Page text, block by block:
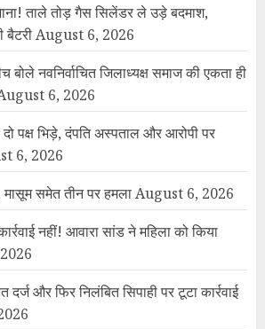
ताले तोड़ गैस सिलेंडर ले उड़े बदमाश,
बैटरीAugust 6, 2026
बोले नवनिर्वाचित जिलाध्यक्ष समाज की एकता ही
6, 2026
पक्ष भिड़े, दंपति अस्पताल और आरोपी पर
6, 2026
समेत तीन पर हमलाAugust 6, 2026
नहीं! आवारा सांड ने महिला को किया
और फिर निलंबित सिपाही पर टूटा कार्रवाई